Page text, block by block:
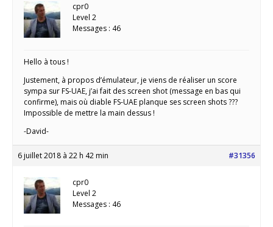
cpr0
Level 2
Messages : 46
Hello à tous !
Justement, à propos d’émulateur, je viens de réaliser un score
sympa sur FS-UAE, j’ai fait des screen shot (message en bas qui
confirme), mais où diable FS-UAE planque ses screen shots ???
Impossible de mettre la main dessus !
-David-
6 juillet 2018 à 22 h 42 min #31356
cpr0
Level 2
Messages : 46